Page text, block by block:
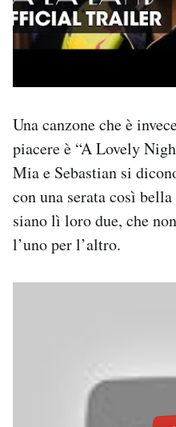
Una canzone che è
piacere è “A Lovely
Mia e Sebastian si
con una serata così
siano lì loro due, che
l’uno per l’altro.